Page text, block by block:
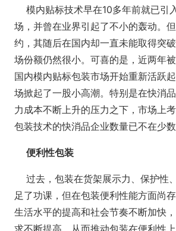
模内贴标技术早在10多年前就已引
场，并曾在业界引起了不小的轰动。
约，其随后在国内却一直未能取得突
场份额仍然很小。可喜的是，近两年
国内模内贴标包装市场开始重新活跃
场掀起了一股小高潮。特别是在快消
力成本不断上升的压力之下，市场上
包装技术的快消品企业数量已不在少数
便利性包装
过去，包装在货架展示力、保护性
足了功课，但在包装便利性能方面尚
生活水平的提高和社会节奏不断加快
求不断提高，从而推动包装在便利性